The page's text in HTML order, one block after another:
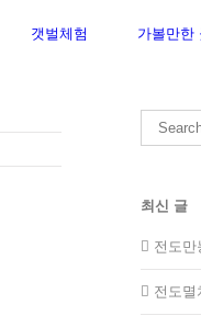
갯벌체험
가볼만한
Search
for:
최신 글
전도만
전도멸